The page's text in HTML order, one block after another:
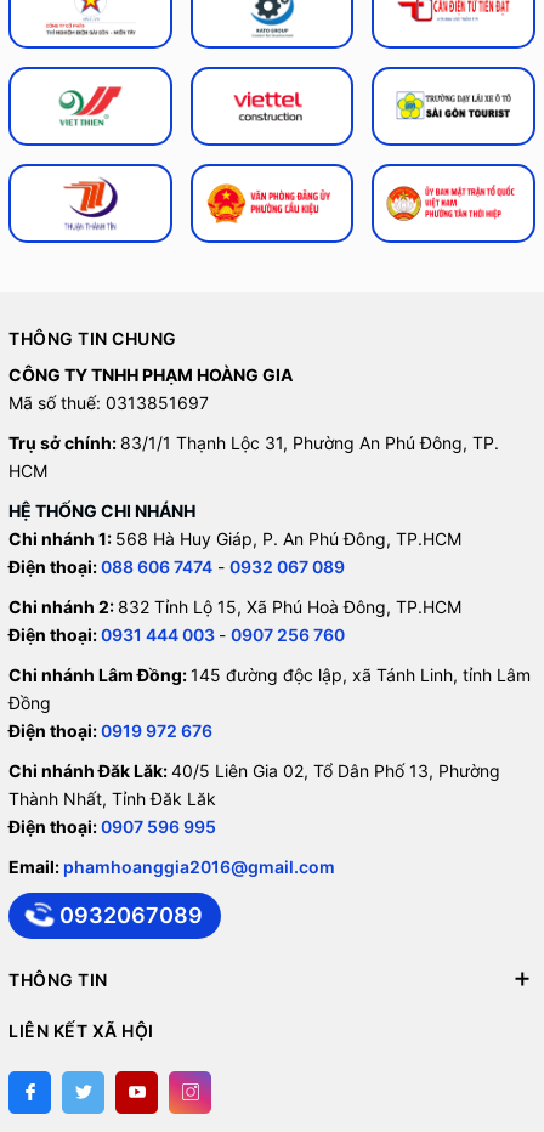
THÔNG TIN CHUNG
CÔNG TY TNHH PHẠM HOÀNG GIA
Mã số thuế: 0313851697
Trụ sở chính: 83/1/1 Thạnh Lộc 31, Phường An Phú Đông, TP.
HCM
HỆ THỐNG CHI NHÁNH
Chi nhánh 1: 568 Hà Huy Giáp, P. An Phú Đông, TP.HCM
Điện thoại:088 606 7474 - 0932 067 089
Chi nhánh 2: 832 Tỉnh Lộ 15, Xã Phú Hoà Đông, TP.HCM
Điện thoại:0931 444 003 - 0907 256 760
Chi nhánh Lâm Đồng:145 đường độc lập, xã Tánh Linh, tỉnh Lâm
Đồng
Điện thoại:0919 972 676
Chi nhánh Đăk Lăk:40/5 Liên Gia 02, Tổ Dân Phố 13, Phường
Thành Nhất, Tỉnh Đăk Lăk
Điện thoại:0907 596 995
Email: phamhoanggia2016@gmail.com
0932067089
THÔNG TIN
LIÊN KẾT XÃ HỘI